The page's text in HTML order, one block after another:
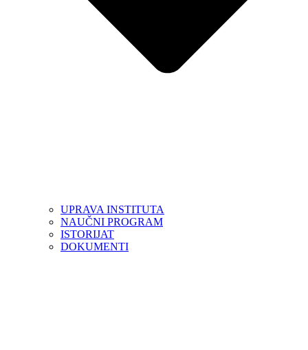
UPRAVA INSTITUTA
NAUČNI PROGRAM
ISTORIJAT
DOKUMENTI